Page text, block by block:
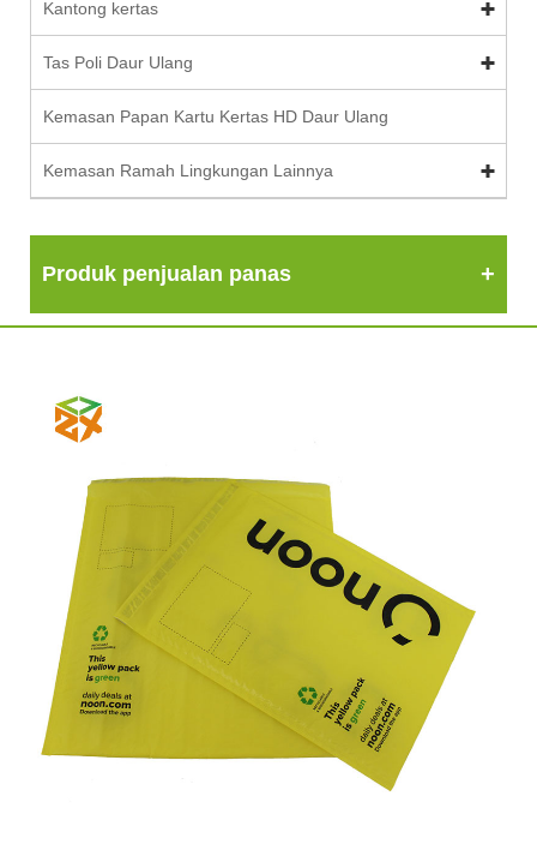
Kantong kertas
Tas Poli Daur Ulang
Kemasan Papan Kartu Kertas HD Daur Ulang
Kemasan Ramah Lingkungan Lainnya
Produk penjualan panas